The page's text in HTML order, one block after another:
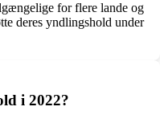
for flere lande og
deres yndlingshold under
i 2022?